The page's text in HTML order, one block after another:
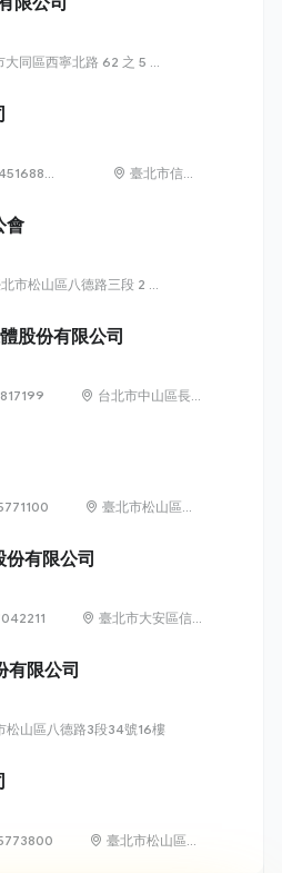
大同區西寧北路 62 之 5 號
臺北市信義
會
市松山區八德路三段 2 號
股份有限公司
台北市中山區長
臺北市松山區八
有限公司
臺北市大安區信
有限公司
松山區八德路3段34號16樓
臺北市松山區南